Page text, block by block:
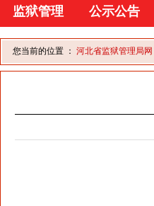
监狱管理 公示公告
您当前的位置 ： 河北省监狱管理局网